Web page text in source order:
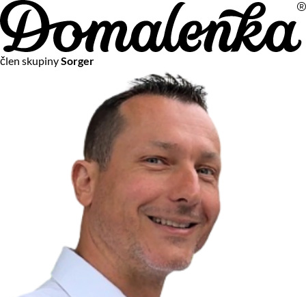
člen skupinySorger
Na vašom súkromí nám záleží
Chceme vám neustále poskytovať tie najlepšie služby.
Vzhľadom k platnej legislatíve od vás ale potrebujeme súhlas
s používaním súborov cookies.
Viac o personalizácii a meraní
Aby sme vedeli, čo sa deje na webových stránkach a aby sme
vám mohli prispôsobiť ponuky na mieru či reklamu,
používame cookies a taktiežslužby spoločnosti Google
Čo sú cookies?
Cookies sú malé textové súbory, ktoré môžu byť používané
webovými stránkami, aby zefektívnili používateľský zážitok.
Vďaka cookies vám môžeme ponúkať služby podľa toho, čo
naozaj hľadáte a chcete nájsť.
Kedykoľvek sa môžete slobodne rozhodnúť, ktoré typy
používania cookies chcete umožniť.